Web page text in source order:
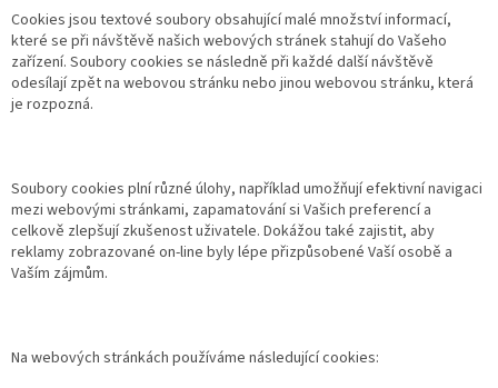
Cookies jsou textové soubory obsahující malé množství informací,
které se při návštěvě našich webových stránek stahují do Vašeho
zařízení. Soubory cookies se následně při každé další návštěvě
odesílají zpět na webovou stránku nebo jinou webovou stránku, která
je rozpozná.
Soubory cookies plní různé úlohy, například umožňují efektivní navigaci
mezi webovými stránkami, zapamatování si Vašich preferencí a
celkově zlepšují zkušenost uživatele. Dokážou také zajistit, aby
reklamy zobrazované on-line byly lépe přizpůsobené Vaší osobě a
Vaším zájmům.
Na webových stránkách používáme následující cookies: